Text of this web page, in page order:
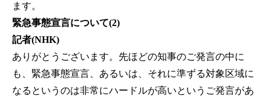
ます。
緊急事態宣言について(2)
記者(NHK)
ありがとうございます。先ほどの知事のご発言の中に
も、緊急事態宣言、あるいは、それに準ずる対象区域に
なるというのは非常にハードルが高いというご発言があ